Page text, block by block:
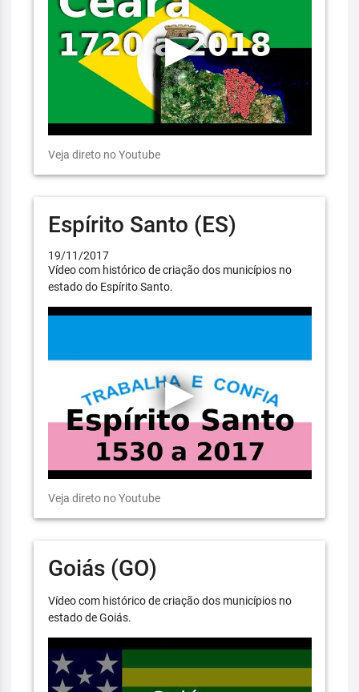
Veja direto no Youtube
Espírito Santo (ES)
19/11/2017
Vídeo com histórico de criação dos municípios no
estado do Espírito Santo.
Veja direto no Youtube
Goiás (GO)
Vídeo com histórico de criação dos municípios no
estado de Goiás.